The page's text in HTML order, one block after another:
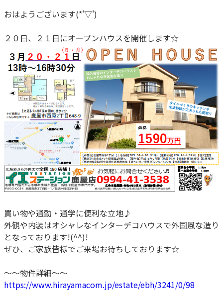
おはようございます(*'▽')
２０日、２１日にオープンハウスを開催します☆
買い物や通勤・通学に便利な立地♪
外観や内装はオシャレなインターデコハウスで外国風な造り
となっております!(^^)!
ぜひ、ご家族皆様でご来場お待ちしております☆
～～物件詳細～～
https://www.hirayamacom.jp/estate/ebh/3241/0/98